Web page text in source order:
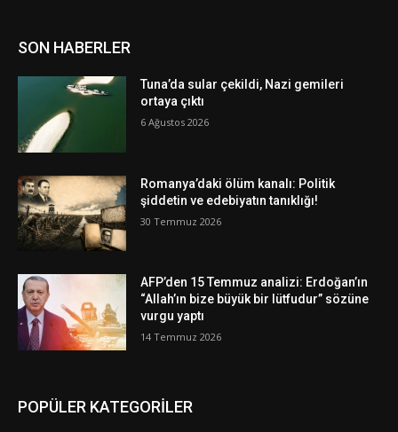
SON HABERLER
Tuna’da sular çekildi, Nazi gemileri
ortaya çıktı
6 Ağustos 2026
Romanya’daki ölüm kanalı: Politik
şiddetin ve edebiyatın tanıklığı!
30 Temmuz 2026
AFP’den 15 Temmuz analizi: Erdoğan’ın
“Allah’ın bize büyük bir lütfudur” sözüne
vurgu yaptı
14 Temmuz 2026
POPÜLER KATEGORİLER